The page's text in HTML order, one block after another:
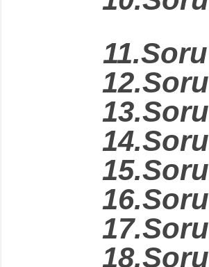
11.Soru
12.Soru
13.Soru
14.Soru
15.Soru
16.Soru
17.Soru
18.Soru